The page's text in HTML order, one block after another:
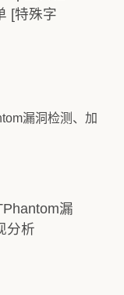
[特殊字
漏
分析